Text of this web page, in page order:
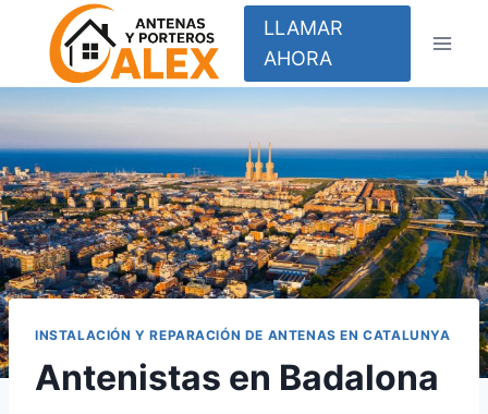
contenido
LLAMAR
AHORA
INSTALACIÓN Y REPARACIÓN DE ANTENAS EN CATALUNYA
Antenistas en Badalona